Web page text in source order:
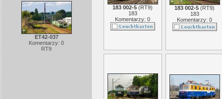
ET42-037
Komentarzy: 0
RT9
183 002-5 (RT9)
183
Komentarzy: 0
183 002-5 (RT9)
183
Komentarzy: 0